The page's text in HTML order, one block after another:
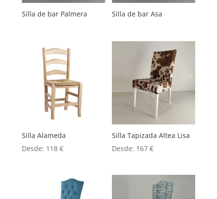
Silla de bar Palmera Silla de bar Asa
Silla Alameda
Desde: 118 €
Silla Tapizada Altea Lisa
Desde: 167€